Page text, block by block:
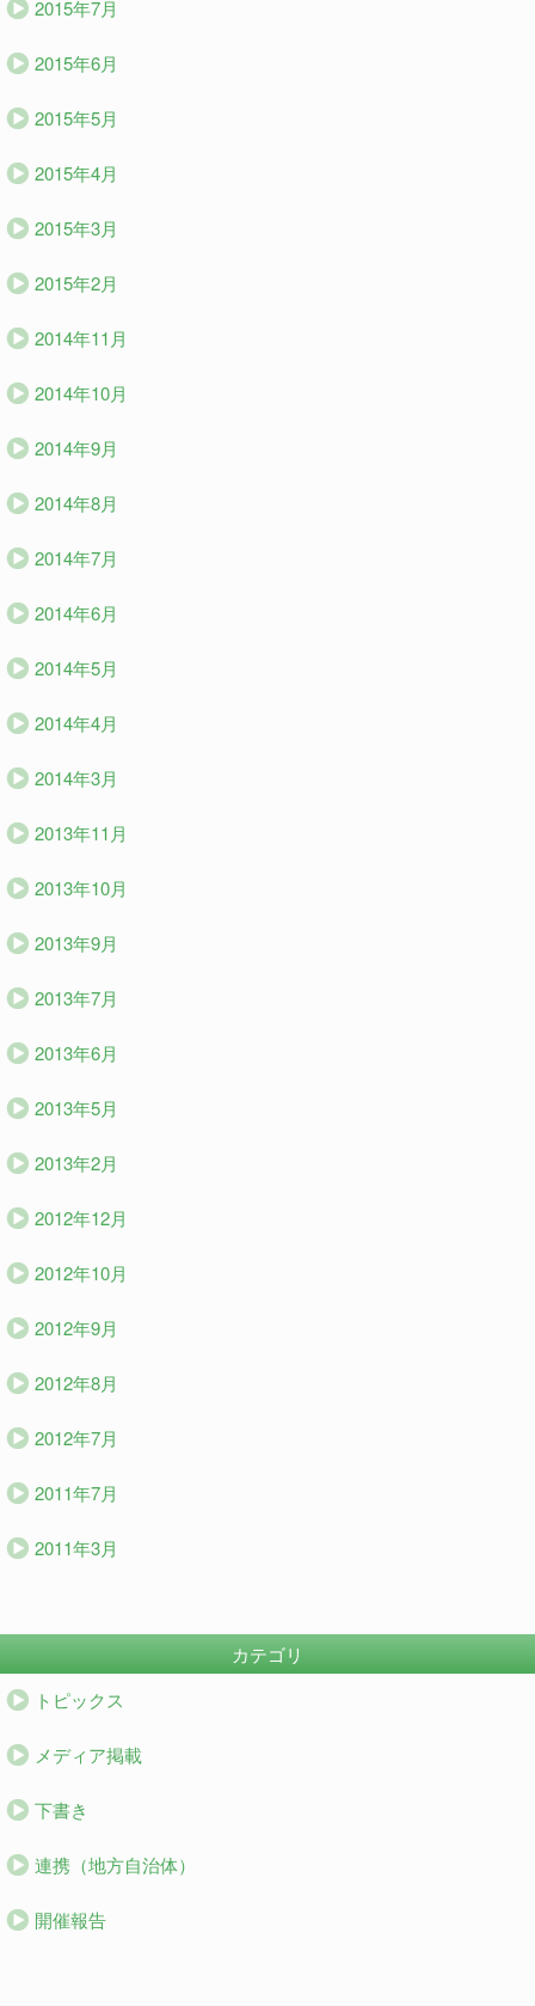
2015年7月
2015年6月
2015年5月
2015年4月
2015年3月
2015年2月
2014年11月
2014年10月
2014年9月
2014年8月
2014年7月
2014年6月
2014年5月
2014年4月
2014年3月
2013年11月
2013年10月
2013年9月
2013年7月
2013年6月
2013年5月
2013年2月
2012年12月
2012年10月
2012年9月
2012年8月
2012年7月
2011年7月
2011年3月
カテゴリ
トピックス
メディア掲載
下書き
連携（地方自治体）
開催報告